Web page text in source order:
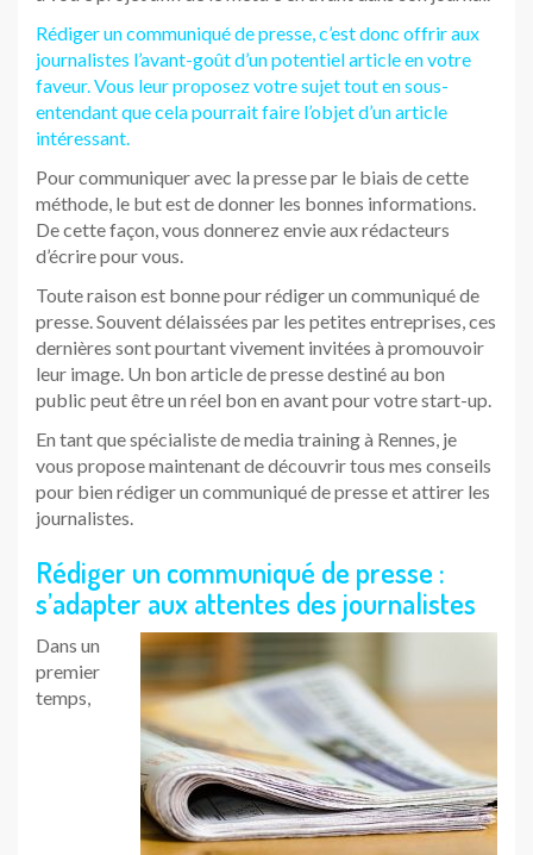
Rédiger un communiqué de presse, c’est donc offrir aux
journalistes l’avant-goût d’un potentiel article en votre
faveur. Vous leur proposez votre sujet tout en sous-
entendant que cela pourrait faire l’objet d’un article
intéressant.
Pour communiquer avec la presse par le biais de cette
méthode, le but est de donner les bonnes informations.
De cette façon, vous donnerez envie aux rédacteurs
d’écrire pour vous.
Toute raison est bonne pour rédiger un communiqué de
presse. Souvent délaissées par les petites entreprises, ces
dernières sont pourtant vivement invitées à promouvoir
leur image. Un bon article de presse destiné au bon
public peut être un réel bon en avant pour votre start-up.
En tant que spécialiste de media training à Rennes, je
vous propose maintenant de découvrir tous mes conseils
pour bien rédiger un communiqué de presse et attirer les
journalistes.
Rédiger un communiqué de presse :
s’adapter aux attentes des journalistes
Dans un
premier
temps,